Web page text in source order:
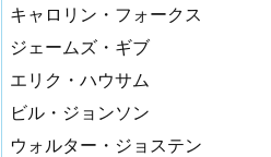
キャロリン・フォークス
ジェームズ・ギブ
エリク・ハウサム
ビル・ジョンソン
ウォルター・ジョステン